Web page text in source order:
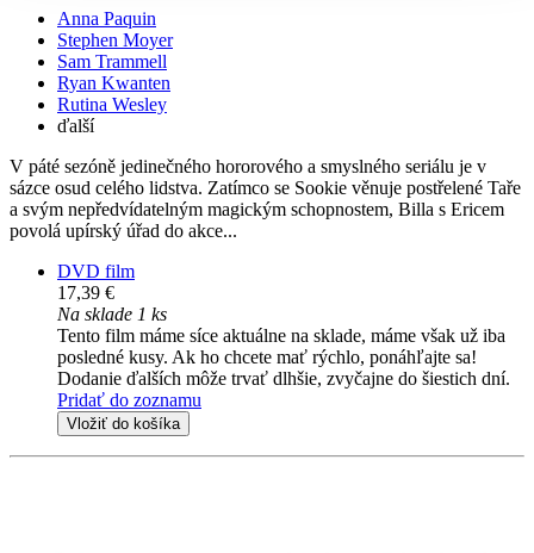
Anna Paquin
Stephen Moyer
Sam Trammell
Ryan Kwanten
Rutina Wesley
ďalší
V páté sezóně jedinečného hororového a smyslného seriálu je v
sázce osud celého lidstva. Zatímco se Sookie věnuje postřelené Taře
a svým nepředvídatelným magickým schopnostem, Billa s Ericem
povolá upírský úřad do akce...
DVD film
17,39 €
Na sklade 1 ks
Tento film máme síce aktuálne na sklade, máme však už iba
posledné kusy. Ak ho chcete mať rýchlo, ponáhľajte sa!
Dodanie ďalších môže trvať dlhšie, zvyčajne do šiestich dní.
Pridať do zoznamu
Vložiť do košíka